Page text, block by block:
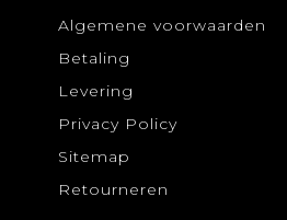
Algemene voorwaarden
Betaling
Levering
Privacy Policy
Sitemap
Retourneren